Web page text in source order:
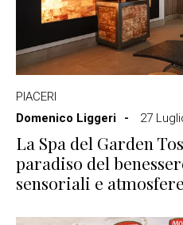
PIACERI
Domenico Liggeri
27
La Spa del Garden
paradiso del
sensoriali e